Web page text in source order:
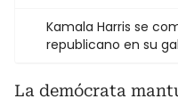
Kamala Harris se
republicano en su
La demócrata